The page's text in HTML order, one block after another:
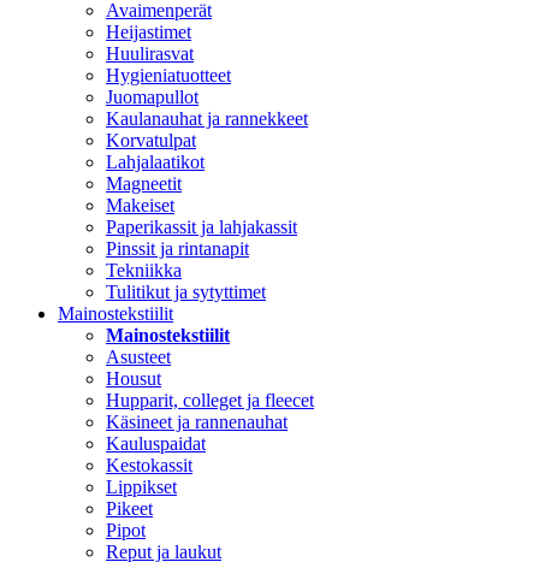
Avaimenperät
Heijastimet
Huulirasvat
Hygieniatuotteet
Juomapullot
Kaulanauhat ja rannekkeet
Korvatulpat
Lahjalaatikot
Magneetit
Makeiset
Paperikassit ja lahjakassit
Pinssit ja rintanapit
Tekniikka
Tulitikut ja sytyttimet
Mainostekstiilit
Mainostekstiilit
Asusteet
Housut
Hupparit, colleget ja fleecet
Käsineet ja rannenauhat
Kauluspaidat
Kestokassit
Lippikset
Pikeet
Pipot
Reput ja laukut